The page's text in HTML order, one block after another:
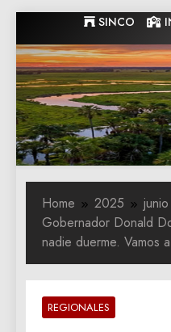
to
content
SINCO
Home 2025 junio
Gobernador Donald
nadie duerme. Vamos
REGIONALES